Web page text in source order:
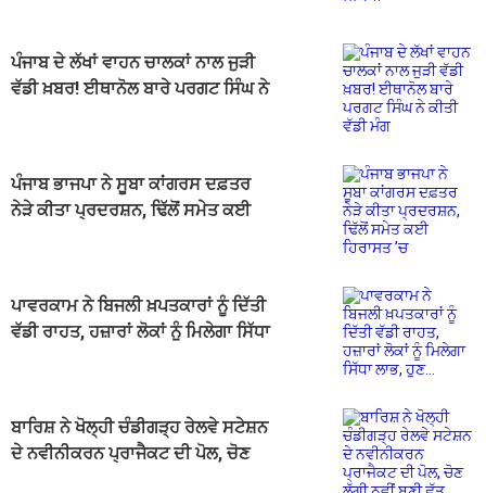
ਪੰਜਾਬ ਦੇ ਲੱਖਾਂ ਵਾਹਨ ਚਾਲਕਾਂ ਨਾਲ ਜੁੜੀ
ਵੱਡੀ ਖ਼ਬਰ! ਈਥਾਨੋਲ ਬਾਰੇ ਪਰਗਟ ਸਿੰਘ ਨੇ
ਪੰਜਾਬ ਭਾਜਪਾ ਨੇ ਸੂਬਾ ਕਾਂਗਰਸ ਦਫ਼ਤਰ
ਨੇੜੇ ਕੀਤਾ ਪ੍ਰਦਰਸ਼ਨ, ਢਿੱਲੋਂ ਸਮੇਤ ਕਈ
ਪਾਵਰਕਾਮ ਨੇ ਬਿਜਲੀ ਖ਼ਪਤਕਾਰਾਂ ਨੂੰ ਦਿੱਤੀ
ਵੱਡੀ ਰਾਹਤ, ਹਜ਼ਾਰਾਂ ਲੋਕਾਂ ਨੂੰ ਮਿਲੇਗਾ ਸਿੱਧਾ
ਬਾਰਿਸ਼ ਨੇ ਖੋਲ੍ਹੀ ਚੰਡੀਗੜ੍ਹ ਰੇਲਵੇ ਸਟੇਸ਼ਨ
ਦੇ ਨਵੀਨੀਕਰਨ ਪ੍ਰਾਜੈਕਟ ਦੀ ਪੋਲ, ਚੋਣ